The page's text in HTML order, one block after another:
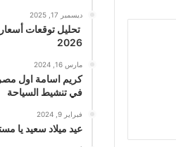
ديسمبر 17, 2025
تحليل توقعات
2026
مارس 16, 2024
كريم اسامة اول
في تنشيط السياحة
فبراير 9, 2024
عيد ميلاد سعيد يا